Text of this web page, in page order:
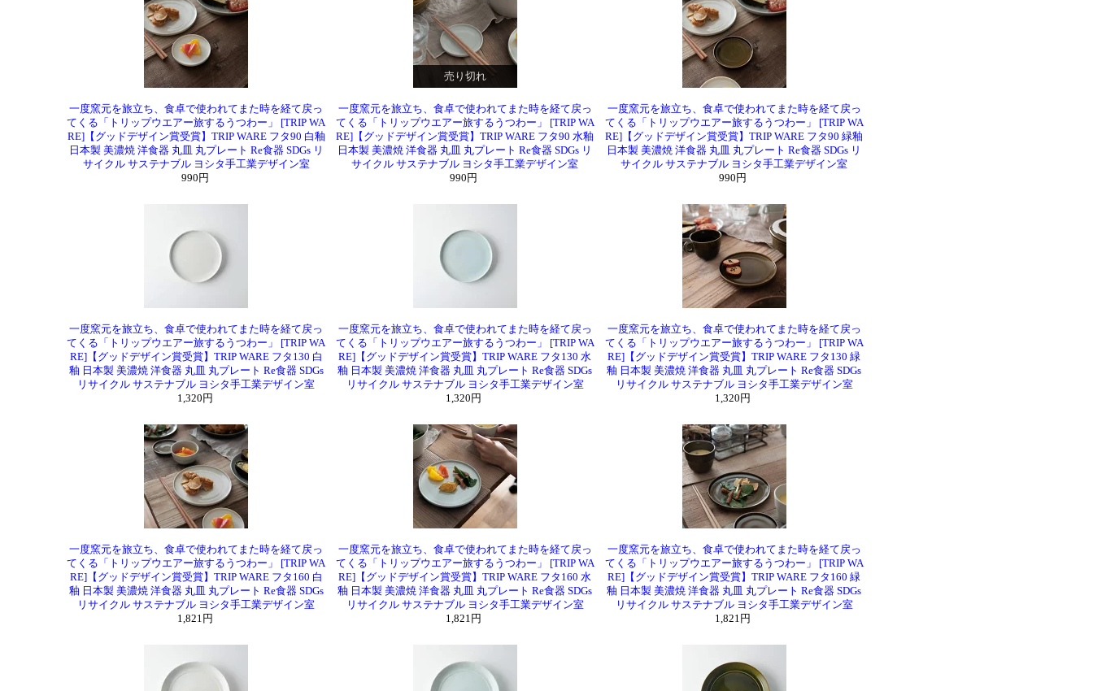
売り切れ
一度窯元を旅立ち、食卓で使われてまた時を経て戻っ
てくる「トリップウエアー旅するうつわー」 [TRIP WA
RE]【グッドデザイン賞受賞】TRIP WARE フタ90 白釉
日本製 美濃焼 洋食器 丸皿 丸プレート Re食器 SDGs リ
サイクル サステナブル ヨシタ手工業デザイン室
990円
一度窯元を旅立ち、食卓で使われてまた時を経て戻っ
てくる「トリップウエアー旅するうつわー」 [TRIP WA
RE]【グッドデザイン賞受賞】TRIP WARE フタ90 水釉
日本製 美濃焼 洋食器 丸皿 丸プレート Re食器 SDGs リ
サイクル サステナブル ヨシタ手工業デザイン室
990円
一度窯元を旅立ち、食卓で使われてまた時を経て戻っ
てくる「トリップウエアー旅するうつわー」 [TRIP WA
RE]【グッドデザイン賞受賞】TRIP WARE フタ90 緑釉
日本製 美濃焼 洋食器 丸皿 丸プレート Re食器 SDGs リ
サイクル サステナブル ヨシタ手工業デザイン室
990円
一度窯元を旅立ち、食卓で使われてまた時を経て戻っ
てくる「トリップウエアー旅するうつわー」 [TRIP WA
RE]【グッドデザイン賞受賞】TRIP WARE フタ130 白
釉 日本製 美濃焼 洋食器 丸皿 丸プレート Re食器 SDGs
リサイクル サステナブル ヨシタ手工業デザイン室
1,320円
一度窯元を旅立ち、食卓で使われてまた時を経て戻っ
てくる「トリップウエアー旅するうつわー」 [TRIP WA
RE]【グッドデザイン賞受賞】TRIP WARE フタ130 水
釉 日本製 美濃焼 洋食器 丸皿 丸プレート Re食器 SDGs
リサイクル サステナブル ヨシタ手工業デザイン室
1,320円
一度窯元を旅立ち、食卓で使われてまた時を経て戻っ
てくる「トリップウエアー旅するうつわー」 [TRIP WA
RE]【グッドデザイン賞受賞】TRIP WARE フタ130 緑
釉 日本製 美濃焼 洋食器 丸皿 丸プレート Re食器 SDGs
リサイクル サステナブル ヨシタ手工業デザイン室
1,320円
一度窯元を旅立ち、食卓で使われてまた時を経て戻っ
てくる「トリップウエアー旅するうつわー」 [TRIP WA
RE]【グッドデザイン賞受賞】TRIP WARE フタ160 白
釉 日本製 美濃焼 洋食器 丸皿 丸プレート Re食器 SDGs
リサイクル サステナブル ヨシタ手工業デザイン室
1,821円
一度窯元を旅立ち、食卓で使われてまた時を経て戻っ
てくる「トリップウエアー旅するうつわー」 [TRIP WA
RE]【グッドデザイン賞受賞】TRIP WARE フタ160 水
釉 日本製 美濃焼 洋食器 丸皿 丸プレート Re食器 SDGs
リサイクル サステナブル ヨシタ手工業デザイン室
1,821円
一度窯元を旅立ち、食卓で使われてまた時を経て戻っ
てくる「トリップウエアー旅するうつわー」 [TRIP WA
RE]【グッドデザイン賞受賞】TRIP WARE フタ160 緑
釉 日本製 美濃焼 洋食器 丸皿 丸プレート Re食器 SDGs
リサイクル サステナブル ヨシタ手工業デザイン室
1,821円